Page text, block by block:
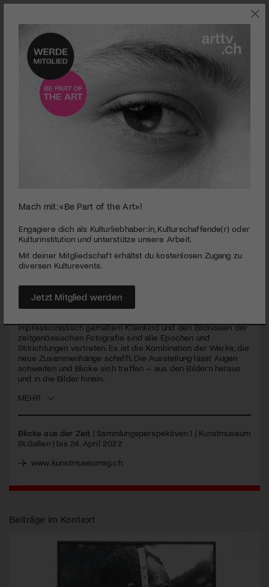
AUSSTELLUNGEN
seconds
minutes,
Kunstmuseum St.Gallen | Blicke aus der Zeit
Epochenübergreifend und in spannungsvollen Konstellationen
Museums neu sehen.
Von der Ikone des Christus Pantokrator über Federico
impressionistisch gemaltem Kleinkind und den Bildnissen der
zeitgenössischen Fotografie sind alle Epochen und
Stilrichtungen vertreten. Es ist die Kombination der Werke, die
neue Zusammenhänge schafft. Die Ausstellung lässt Augen
schweifen und Blicke sich treffen – aus den Bildern heraus
und in die Bilder hinein.
MEHR
Blicke aus der Zeit | Sammlungsperspektiven I | Kunstmuseum
St.Gallen | bis 24. April 2022
www.kunstmuseumsg.ch
Beiträge im Kontext
Mach mit: «Be Part of the Art»!
Engagiere dich als Kulturliebhaber:in, Kulturschaffende(r) oder
Kulturinstitution und unterstütze unsere Arbeit.
Mit deiner Mitgliedschaft erhältst du kostenlosen Zugang zu
diversen Kulturevents.
Jetzt Mitglied werden